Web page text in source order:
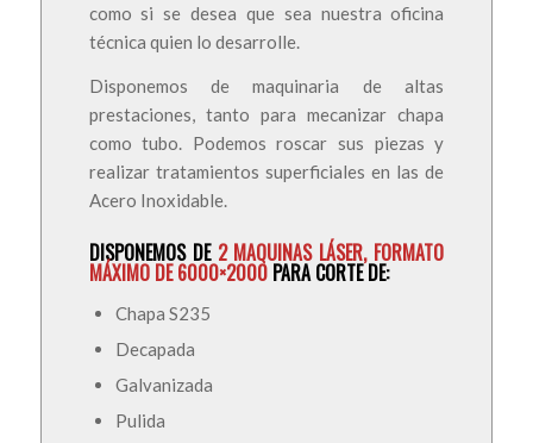
como si se desea que sea nuestra oficina
técnica quien lo desarrolle.
Disponemos de maquinaria de altas
prestaciones, tanto para mecanizar chapa
como tubo. Podemos roscar sus piezas y
realizar tratamientos superficiales en las de
Acero Inoxidable.
DISPONEMOS DE 2 MAQUINAS LÁSER, FORMATO
MÁXIMO DE 6000×2000PARA CORTE DE:
Chapa S235
Decapada
Galvanizada
Pulida